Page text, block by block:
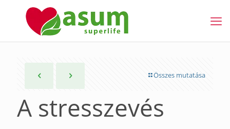
Összes mutatása
A stresszevés